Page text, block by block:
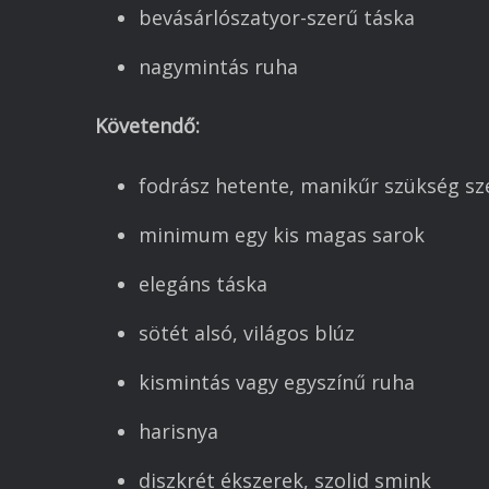
bevásárlószatyor-szerű táska
nagymintás ruha
Követendő:
fodrász hetente, manikűr szükség
minimum egy kis magas sarok
elegáns táska
sötét alsó, világos blúz
kismintás vagy egyszínű ruha
harisnya
diszkrét ékszerek, szolid smink